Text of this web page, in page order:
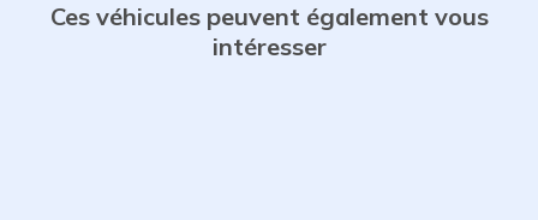
Ces véhicules peuvent également vous
intéresser